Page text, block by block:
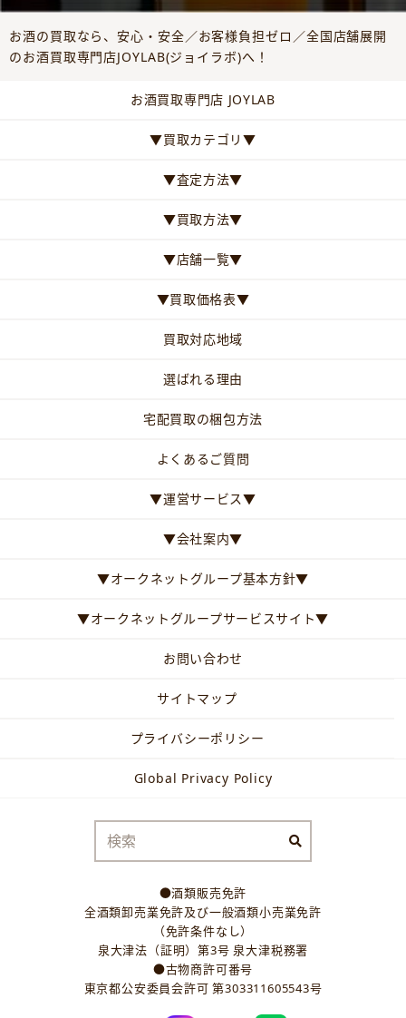
お酒の買取なら、安心・安全／お客様負担ゼロ／全国店舗展開
のお酒買取専門店JOYLAB(ジョイラボ)へ！
お酒買取専門店 JOYLAB
▼買取カテゴリ▼
▼査定方法▼
▼買取方法▼
▼店舗一覧▼
▼買取価格表▼
買取対応地域
選ばれる理由
宅配買取の梱包方法
よくあるご質問
▼運営サービス▼
▼会社案内▼
▼オークネットグループ基本方針▼
▼オークネットグループサービスサイト▼
お問い合わせ
サイトマップ
プライバシーポリシー
Global Privacy Policy
●酒類販売免許
全酒類卸売業免許及び一般酒類小売業免許
（免許条件なし）
泉大津法（証明）第3号 泉大津税務署
●古物商許可番号
東京都公安委員会許可 第303311605543号